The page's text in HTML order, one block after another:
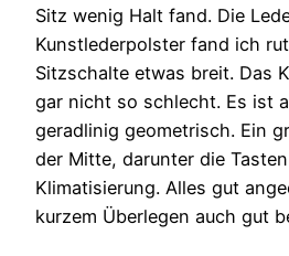
Sitz wenig Halt fand. Die
Kunstlederpolster fand ich
Sitzschalte etwas breit. Das
gar nicht so schlecht. Es ist
geradlinig geometrisch. Ein
der Mitte, darunter die
Klimatisierung. Alles gut
kurzem Überlegen auch gut